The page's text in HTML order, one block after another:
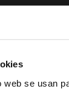
se usan